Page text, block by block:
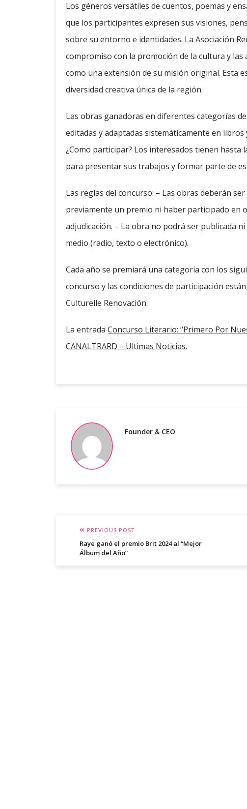
Los géneros versátiles de cuentos, poemas y
que los participantes expresen sus visiones,
sobre su entorno e identidades. La Asociación
compromiso con la promoción de la cultura y
como una extensión de su misión original. Esta
diversidad creativa única de la región.
Las obras ganadoras en diferentes categorías
editadas y adaptadas sistemáticamente en
¿Como participar? Los interesados ​​tienen hasta
para presentar sus trabajos y formar parte de
Las reglas del concurso: – Las obras deberán
previamente un premio ni haber participado en
adjudicación. – La obra no podrá ser publicada
medio (radio, texto o electrónico).
Cada año se premiará una categoría con los
concurso y las condiciones de participación
Culturelle Renovación.
La entrada Concurso Literario: “Primero Por
CANALTRARD – Ultimas Noticias.
Founder & CEO
PREVIOUS POST
Raye ganó el premio Brit 2024 al “Mejor
Álbum del Año”